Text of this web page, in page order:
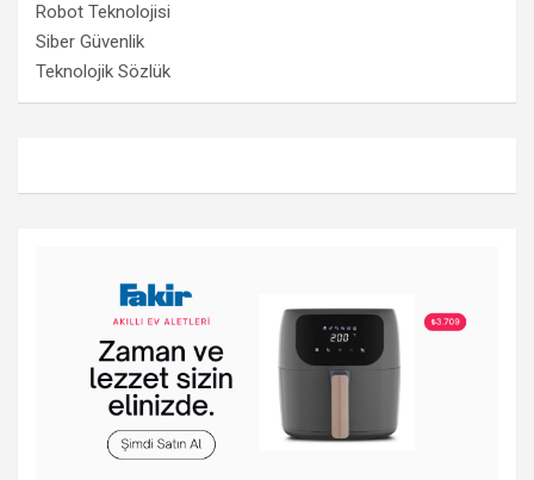
Robot Teknolojisi
Siber Güvenlik
Teknolojik Sözlük